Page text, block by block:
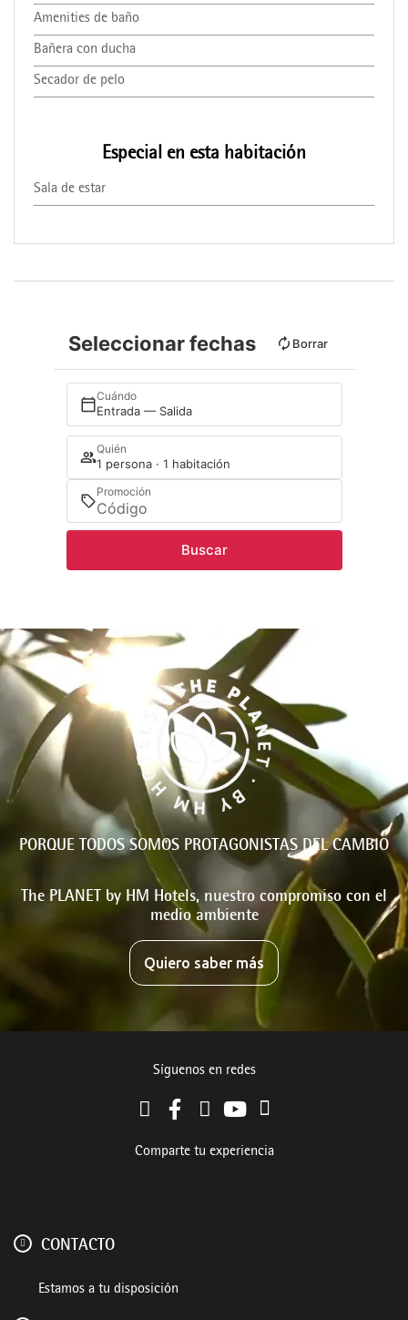
Amenities de baño
Bañera con ducha
Secador de pelo
Especial en esta habitación
Sala de estar
Seleccionar fechas Borrar
Cuándo
Entrada — Salida
Quién
1 persona · 1 habitación
Promoción
Buscar
PORQUE TODOS SOMOS PROTAGONISTAS DEL CAMBIO
The PLANET by HM Hotels, nuestro compromiso con el
medio ambiente
Quiero saber más
Síguenos en redes
Comparte tu experiencia
CONTACTO
Estamos a tu disposición